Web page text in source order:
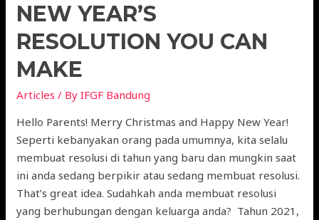
NEW YEAR’S
RESOLUTION YOU CAN
MAKE
Articles / ByIFGF Bandung
Hello Parents! Merry Christmas and Happy New Year!
Seperti kebanyakan orang pada umumnya, kita selalu
membuat resolusi di tahun yang baru dan mungkin saat
ini anda sedang berpikir atau sedang membuat resolusi.
That’s great idea. Sudahkah anda membuat resolusi
yang berhubungan dengan keluarga anda? Tahun 2021,